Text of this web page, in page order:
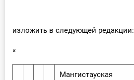
изложить в следующей редакции:
«
Мангистауская